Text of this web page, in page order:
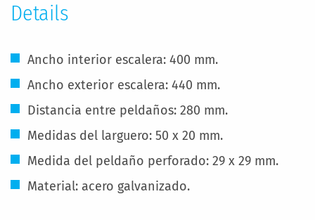
Details
Ancho interior escalera: 400 mm.
Ancho exterior escalera: 440 mm.
Distancia entre peldaños: 280 mm.
Medidas del larguero: 50 x 20 mm.
Medida del peldaño perforado: 29 x 29 mm.
Material: acero galvanizado.